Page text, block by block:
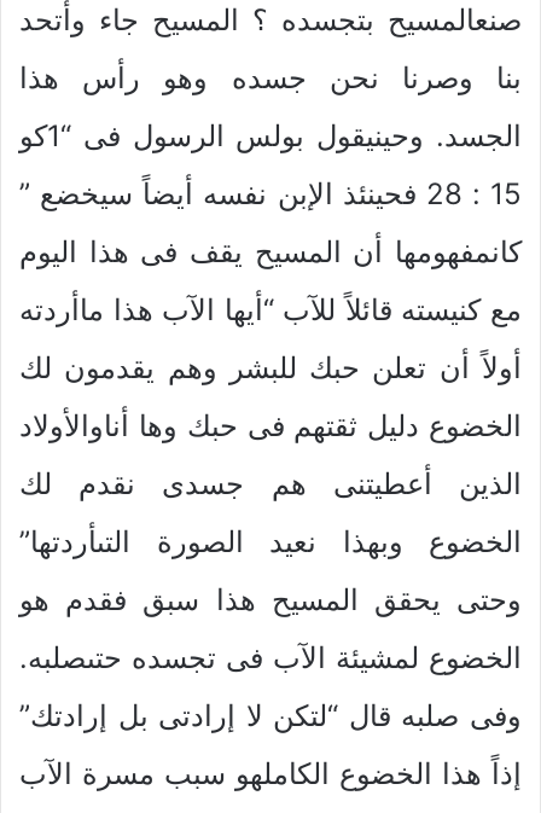
صنعالمسيح بتجسده ؟ المسيح جاء وأتحد
بنا وصرنا نحن جسده وهو رأس هذا
الجسد. وحينيقول بولس الرسول فى “1كو
15 : 28 فحينئذ الإبن نفسه أيضاً سيخضع ”
كانمفهومها أن المسيح يقف فى هذا اليوم
مع كنيسته قائلاً للآب “أيها الآب هذا ماأردته
أولاً أن تعلن حبك للبشر وهم يقدمون لك
الخضوع دليل ثقتهم فى حبك وها أناوالأولاد
الذين أعطيتنى هم جسدى نقدم لك
الخضوع وبهذا نعيد الصورة التىأردتها”
وحتى يحقق المسيح هذا سبق فقدم هو
الخضوع لمشيئة الآب فى تجسده حتىصلبه.
وفى صلبه قال “لتكن لا إرادتى بل إرادتك”
إذاً هذا الخضوع الكاملهو سبب مسرة الآب